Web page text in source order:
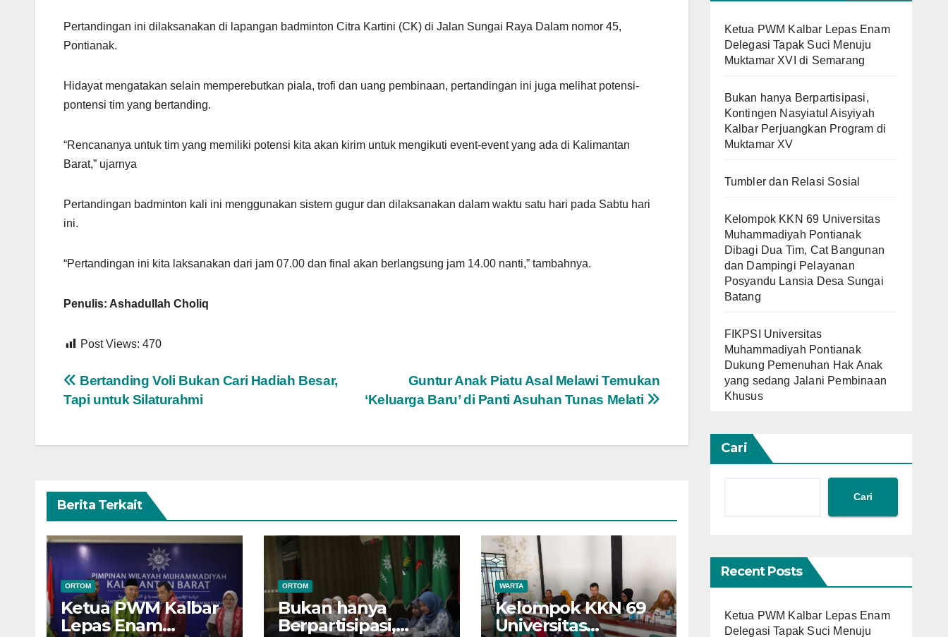
Pertandingan ini dilaksanakan di lapangan badminton Citra Kartini (CK) di Jalan Sungai Raya Dalam nomor 45,
Pontianak.
Hidayat mengatakan selain memperebutkan piala, trofi dan uang pembinaan, pertandingan ini juga melihat potensi-
pontensi tim yang bertanding.
“Rencananya untuk tim yang memiliki potensi kita akan kirim untuk mengikuti event-event yang ada di Kalimantan
Barat,” ujarnya
Pertandingan badminton kali ini menggunakan sistem gugur dan dilaksanakan dalam waktu satu hari pada Sabtu hari
ini.
“Pertandingan ini kita laksanakan dari jam 07.00 dan final akan berlangsung jam 14.00 nanti,” tambahnya.
Penulis: Ashadullah Choliq
Post Views: 470
Navigasi
pos
Guntur Anak Piatu Asal Melawi Temukan
‘Keluarga Baru’ di Panti Asuhan Tunas Melati
Bertanding Voli Bukan Cari Hadiah Besar,
Tapi untuk Silaturahmi
Berita Terkait
ORTOM
Ketua PWM Kalbar
Lepas Enam
ORTOM
Bukan hanya
Berpartisipasi,
WARTA
Kelompok KKN 69
Universitas
Ketua PWM Kalbar Lepas Enam
Delegasi Tapak Suci Menuju
Muktamar XVI di Semarang
Bukan hanya Berpartisipasi,
Kontingen Nasyiatul Aisyiyah
Kalbar Perjuangkan Program di
Muktamar XV
Tumbler dan Relasi Sosial
Kelompok KKN 69 Universitas
Muhammadiyah Pontianak
Dibagi Dua Tim, Cat Bangunan
dan Dampingi Pelayanan
Posyandu Lansia Desa Sungai
Batang
FIKPSI Universitas
Muhammadiyah Pontianak
Dukung Pemenuhan Hak Anak
yang sedang Jalani Pembinaan
Khusus
Cari
Cari
Recent Posts
Ketua PWM Kalbar Lepas Enam
Delegasi Tapak Suci Menuju